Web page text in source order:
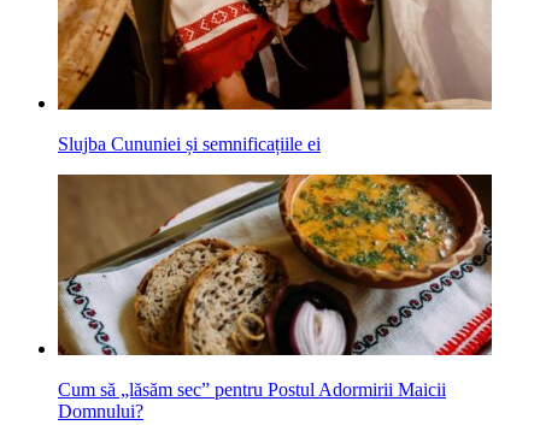
Slujba Cununiei și semnificațiile ei
Cum să „lăsăm sec” pentru Postul Adormirii Maicii
Domnului?